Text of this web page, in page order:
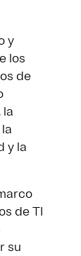
y
los
de
la
y la
de TI
su